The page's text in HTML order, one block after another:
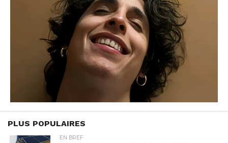
PLUS POPULAIRES
EN BREF